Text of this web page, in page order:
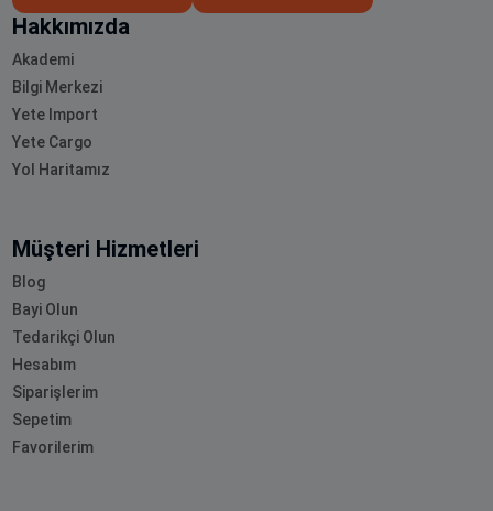
Hakkımızda
Akademi
Bilgi Merkezi
Yete Import
Yete Cargo
Yol Haritamız
Müşteri Hizmetleri
Blog
Bayi Olun
Tedarikçi Olun
Hesabım
Siparişlerim
Sepetim
Favorilerim